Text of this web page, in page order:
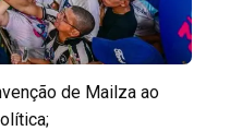
de Mailza ao